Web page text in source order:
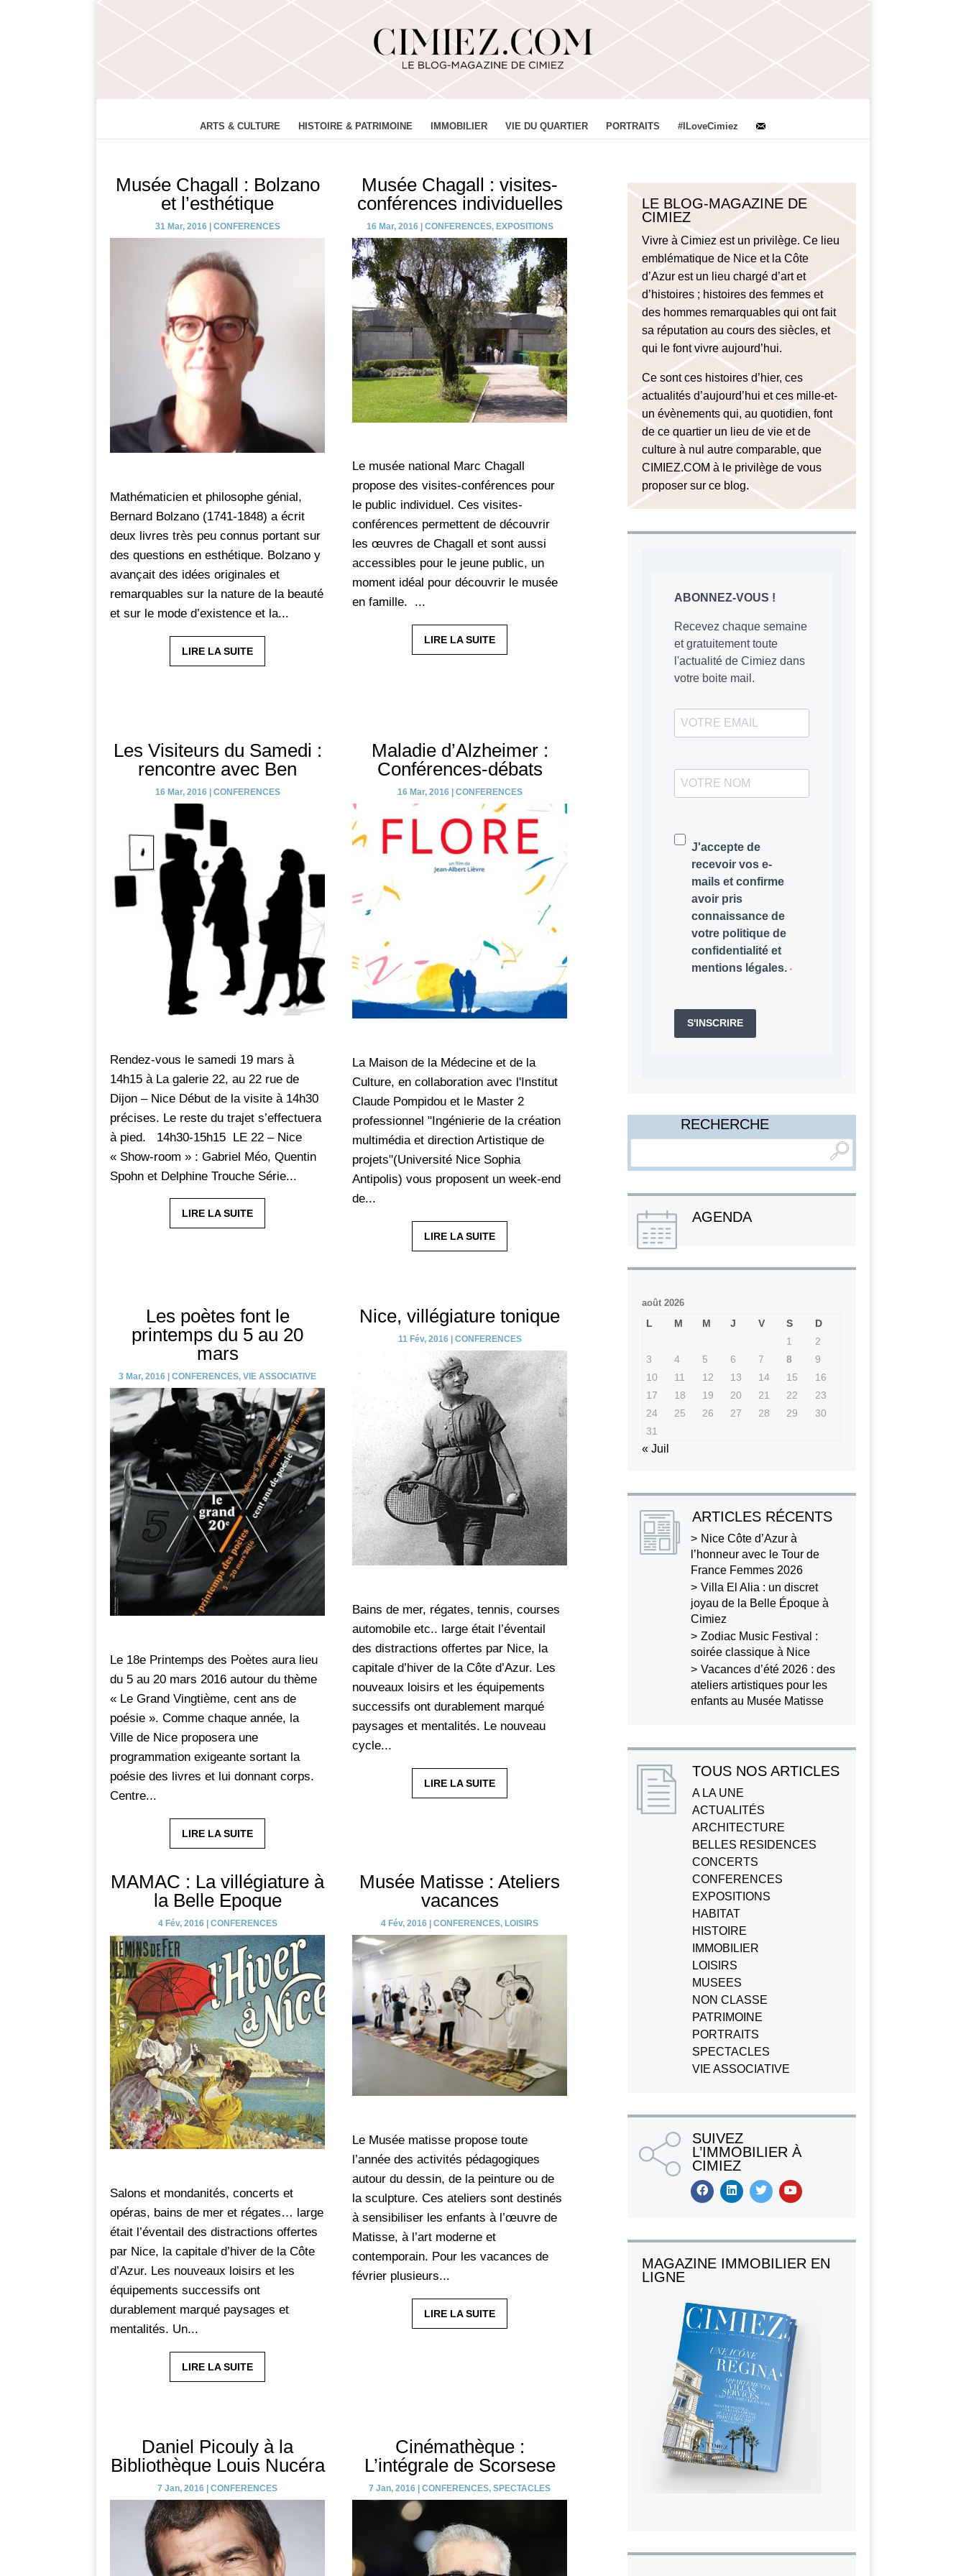
ARTS & CULTURE HISTOIRE & PATRIMOINE IMMOBILIER VIE DU QUARTIER PORTRAITS #ILoveCimiez
Musée Chagall : Bolzano
et l’esthétique
31 Mar, 2016| CONFERENCES
Mathématicien et philosophe génial,
Bernard Bolzano (1741-1848) a écrit
deux livres très peu connus portant sur
des questions en esthétique. Bolzano y
avançait des idées originales et
remarquables sur la nature de la beauté
et sur le mode d’existence et la...
LIRE LA SUITE
Les Visiteurs du Samedi :
rencontre avec Ben
16 Mar, 2016| CONFERENCES
Rendez-vous le samedi 19 mars à
14h15 à La galerie 22, au 22 rue de
Dijon – Nice Début de la visite à 14h30
précises. Le reste du trajet s’effectuera
à pied. 14h30-15h15 LE 22 – Nice
« Show-room » : Gabriel Méo, Quentin
Spohn et Delphine Trouche Série...
LIRE LA SUITE
Les poètes font le
printemps du 5 au 20
mars
3 Mar, 2016 |CONFERENCES,VIE ASSOCIATIVE
Le 18e Printemps des Poètes aura lieu
du 5 au 20 mars 2016 autour du thème
« Le Grand Vingtième, cent ans de
poésie ». Comme chaque année, la
Ville de Nice proposera une
programmation exigeante sortant la
poésie des livres et lui donnant corps.
Centre...
LIRE LA SUITE
MAMAC : La villégiature à
la Belle Epoque
4 Fév, 2016| CONFERENCES
Salons et mondanités, concerts et
opéras, bains de mer et régates… large
était l’éventail des distractions offertes
par Nice, la capitale d’hiver de la Côte
d’Azur. Les nouveaux loisirs et les
équipements successifs ont
durablement marqué paysages et
mentalités. Un...
LIRE LA SUITE
Daniel Picouly à la
Bibliothèque Louis Nucéra
7 Jan, 2016 |CONFERENCES
Musée Chagall : visites-
conférences individuelles
16 Mar, 2016| CONFERENCES, EXPOSITIONS
Le musée national Marc Chagall
propose des visites-conférences pour
le public individuel. Ces visites-
conférences permettent de découvrir
les œuvres de Chagall et sont aussi
accessibles pour le jeune public, un
moment idéal pour découvrir le musée
en famille. ...
LIRE LA SUITE
Maladie d’Alzheimer :
Conférences-débats
16 Mar, 2016| CONFERENCES
La Maison de la Médecine et de la
Culture, en collaboration avec l'Institut
Claude Pompidou et le Master 2
professionnel "Ingénierie de la création
multimédia et direction Artistique de
projets"(Université Nice Sophia
Antipolis) vous proposent un week-end
de...
LIRE LA SUITE
Nice, villégiature tonique
11 Fév, 2016| CONFERENCES
Bains de mer, régates, tennis, courses
automobile etc.. large était l’éventail
des distractions offertes par Nice, la
capitale d’hiver de la Côte d’Azur. Les
nouveaux loisirs et les équipements
successifs ont durablement marqué
paysages et mentalités. Le nouveau
cycle...
LIRE LA SUITE
Musée Matisse : Ateliers
vacances
4 Fév, 2016 |CONFERENCES,LOISIRS
Le Musée matisse propose toute
l’année des activités pédagogiques
autour du dessin, de la peinture ou de
la sculpture. Ces ateliers sont destinés
à sensibiliser les enfants à l’œuvre de
Matisse, à l’art moderne et
contemporain. Pour les vacances de
février plusieurs...
LIRE LA SUITE
Cinémathèque :
L’intégrale de Scorsese
7 Jan, 2016 |CONFERENCES,SPECTACLES
LE BLOG-MAGAZINE DE
CIMIEZ
Vivre à Cimiez est un privilège. Ce lieu
emblématique de Nice et la Côte
d’Azur est un lieu chargé d’art et
d’histoires ; histoires des femmes et
des hommes remarquables qui ont fait
sa réputation au cours des siècles, et
qui le font vivre aujourd’hui.
Ce sont ces histoires d’hier, ces
actualités d’aujourd’hui et ces mille-et-
un évènements qui, au quotidien, font
de ce quartier un lieu de vie et de
culture à nul autre comparable, que
CIMIEZ.COM à le privilège de vous
proposer sur ce blog.
ABONNEZ-VOUS !
Recevez chaque semaine
et gratuitement toute
l'actualité de Cimiez dans
votre boite mail.
J'accepte de
recevoir vos e-
mails et confirme
avoir pris
connaissance de
votre politique de
confidentialité et
mentions légales.
S'INSCRIRE
RECHERCHE
AGENDA
août 2026
L M M J V S
D
1
2
3
4 5 6 7 8
9
10
11 12 13 14 15
16
17
18 19 20 21 22
23
24
25 26 27 28 29
30
31
« Juil
ARTICLES RÉCENTS
Nice Côte d’Azur à
l’honneur avec le Tour de
France Femmes 2026
Villa El Alia : un discret
joyau de la Belle Époque à
Cimiez
Zodiac Music Festival :
soirée classique à Nice
Vacances d’été 2026 : des
ateliers artistiques pour les
enfants au Musée Matisse
TOUS NOS ARTICLES
A LA UNE
ACTUALITÉS
ARCHITECTURE
BELLES RESIDENCES
CONCERTS
CONFERENCES
EXPOSITIONS
HABITAT
HISTOIRE
IMMOBILIER
LOISIRS
MUSEES
NON CLASSE
PATRIMOINE
PORTRAITS
SPECTACLES
VIE ASSOCIATIVE
SUIVEZ
L’IMMOBILIER À
CIMIEZ
MAGAZINE IMMOBILIER EN
LIGNE